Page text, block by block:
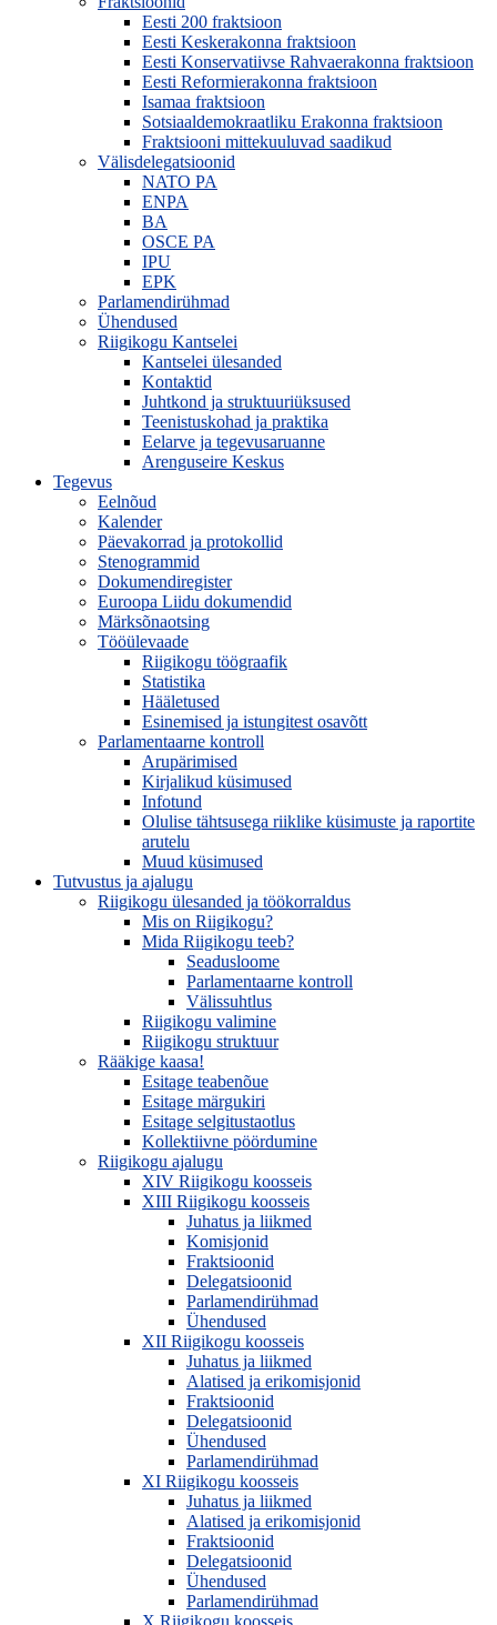
Eesti 200 fraktsioon
Eesti Keskerakonna fraktsioon
Eesti Konservatiivse Rahvaerakonna fraktsioon
Eesti Reformierakonna fraktsioon
Isamaa fraktsioon
Sotsiaaldemokraatliku Erakonna fraktsioon
Fraktsiooni mittekuuluvad saadikud
Välisdelegatsioonid
NATO PA
ENPA
BA
OSCE PA
IPU
EPK
Parlamendirühmad
Ühendused
Riigikogu Kantselei
Kantselei ülesanded
Kontaktid
Juhtkond ja struktuuriüksused
Teenistuskohad ja praktika
Eelarve ja tegevusaruanne
Arenguseire Keskus
Tegevus
Eelnõud
Kalender
Päevakorrad ja protokollid
Stenogrammid
Dokumendiregister
Euroopa Liidu dokumendid
Märksõnaotsing
Tööülevaade
Riigikogu töögraafik
Statistika
Hääletused
Esinemised ja istungitest osavõtt
Parlamentaarne kontroll
Arupärimised
Kirjalikud küsimused
Infotund
Olulise tähtsusega riiklike küsimuste ja raportite
arutelu
Muud küsimused
Tutvustus ja ajalugu
Riigikogu ülesanded ja töökorraldus
Mis on Riigikogu?
Mida Riigikogu teeb?
Seadusloome
Parlamentaarne kontroll
Välissuhtlus
Riigikogu valimine
Riigikogu struktuur
Rääkige kaasa!
Esitage teabenõue
Esitage märgukiri
Esitage selgitustaotlus
Kollektiivne pöördumine
Riigikogu ajalugu
XIV Riigikogu koosseis
XIII Riigikogu koosseis
Juhatus ja liikmed
Komisjonid
Fraktsioonid
Delegatsioonid
Parlamendirühmad
Ühendused
XII Riigikogu koosseis
Juhatus ja liikmed
Alatised ja erikomisjonid
Fraktsioonid
Delegatsioonid
Ühendused
Parlamendirühmad
XI Riigikogu koosseis
Juhatus ja liikmed
Alatised ja erikomisjonid
Fraktsioonid
Delegatsioonid
Ühendused
Parlamendirühmad
X Riigikogu koosseis